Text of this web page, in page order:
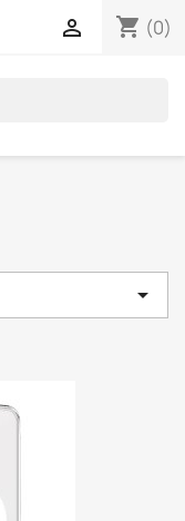
shopping_cart (0)

